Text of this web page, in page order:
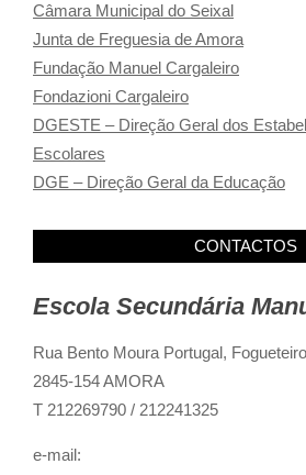
Câmara Municipal do Seixal
Junta de Freguesia de Amora
Fundação Manuel Cargaleiro
Fondazioni Cargaleiro
DGESTE – Direção Geral dos
Escolares
DGE – Direção Geral da Educação
CONTACTOS
Escola Secundária
Rua Bento Moura Portugal, Fogueteiro
2845-154 AMORA
T 212269790 / 212241325
e-mail: